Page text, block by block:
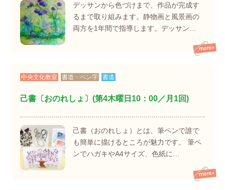
デッサンから色づけまで、作品が完成す
るまで取り組みます。静物画と風景画の
両方を1年間で指導します。デッサン…
中央文化教室 書道・ペン字 書道
己書〔おのれしょ〕(第4木曜日10：00／月1回)
己書（おのれしょ）とは、筆ペンで誰で
も簡単に描けるところが魅力です。 筆ペ
ンでハガキやA4サイズ、色紙に…